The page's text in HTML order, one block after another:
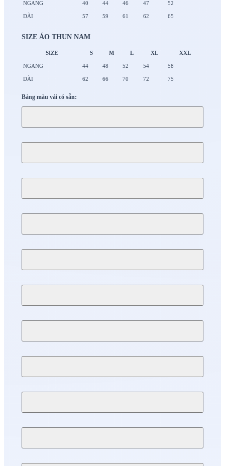
NGANG 40 44 46 47 52
DÀI 57 59 61 62 65
SIZE ÁO THUN NAM
SIZE S M L XL XXL
NGANG 44 48 52 54 58
DÀI 62 66 70 72 75
Bảng màu vải có sẵn: